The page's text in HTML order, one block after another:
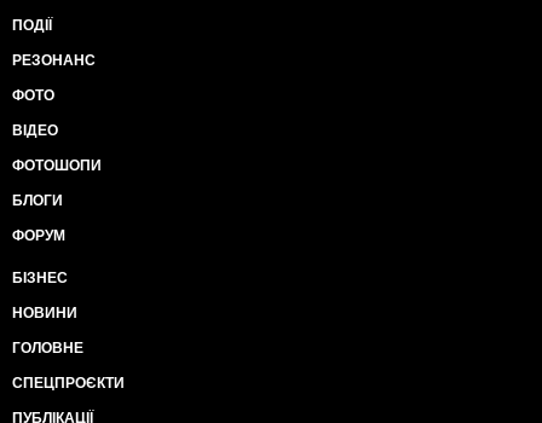
ПОДІЇ
РЕЗОНАНС
ФОТО
ВІДЕО
ФОТОШОПИ
БЛОГИ
ФОРУМ
БІЗНЕС
НОВИНИ
ГОЛОВНЕ
СПЕЦПРОЄКТИ
ПУБЛІКАЦІЇ